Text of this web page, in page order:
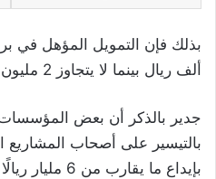
ألف ريال بينما لا يتجاوز 2 مليون ريال سعودي.
جدير بالذكر أن بعض المؤسسات
بالتيسير على أصحاب
بإيداع ما